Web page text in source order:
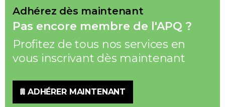
Adhérez dès maintenant
Pas encore membre de l'APQ ?
Profitez de tous nos services en
vous inscrivant dès maintenant
ADHÉRER MAINTENANT